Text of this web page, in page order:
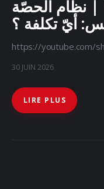
أكسبراس #118 | نظام الحصّة
أيّ تكلفة ؟
https://youtube.com/
30 JUIN 2026
LIRE PLUS